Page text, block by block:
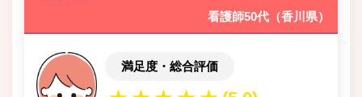
看護師50代（香川県）
満足度・総合評価